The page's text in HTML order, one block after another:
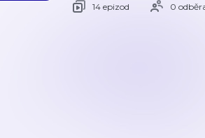
14 epizod
0